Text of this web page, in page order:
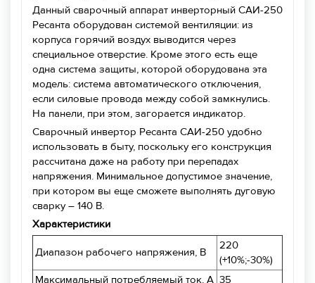
Данный сварочный аппарат инверторный САИ-250
Ресанта оборудован системой вентиляции: из
корпуса горячий воздух выводится через
специальное отверстие. Кроме этого есть еще
одна система защиты, которой оборудована эта
модель: система автоматического отключения,
если силовые провода между собой замкнулись.
На панели, при этом, загорается индикатор.
Сварочный инвертор Ресанта САИ-250 удобно
использовать в быту, поскольку его конструкция
рассчитана даже на работу при перепадах
напряжения. Минимальное допустимое значение,
при котором вы еще сможете выполнять дуговую
сварку – 140 В.
Характеристики
Диапазон рабочего напряжения, В
220
(+10%;-30%)
Максимальный потребляемый ток, А 35